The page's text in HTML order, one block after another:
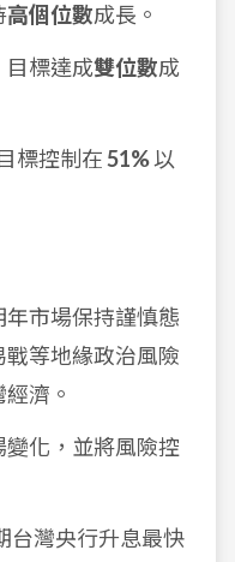
高個位數成長。
目標達成雙位數成
標控制在51%以
市場保持謹慎態
等地緣政治風險
濟。
化，並將風險控
台灣央行升息最快